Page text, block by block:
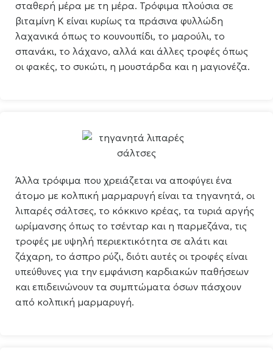
σταθερή μέρα με τη μέρα. Τρόφιμα πλούσια σε
βιταμίνη Κ είναι κυρίως τα πράσινα φυλλώδη
λαχανικά όπως το κουνουπίδι, το μαρούλι, το
σπανάκι, το λάχανο, αλλά και άλλες τροφές όπως
οι φακές, το συκώτι, η μουστάρδα και η μαγιονέζα.
Άλλα τρόφιμα που χρειάζεται να αποφύγει ένα
άτομο με κολπική μαρμαρυγή είναι τα τηγανητά, οι
λιπαρές σάλτσες, το κόκκινο κρέας, τα τυριά αργής
ωρίμανσης όπως το τσένταρ και η παρμεζάνα, τις
τροφές με υψηλή περιεκτικότητα σε αλάτι και
ζάχαρη, το άσπρο ρύζι, διότι αυτές οι τροφές είναι
υπεύθυνες για την εμφάνιση καρδιακών παθήσεων
και επιδεινώνουν τα συμπτώματα όσων πάσχουν
από κολπική μαρμαρυγή.